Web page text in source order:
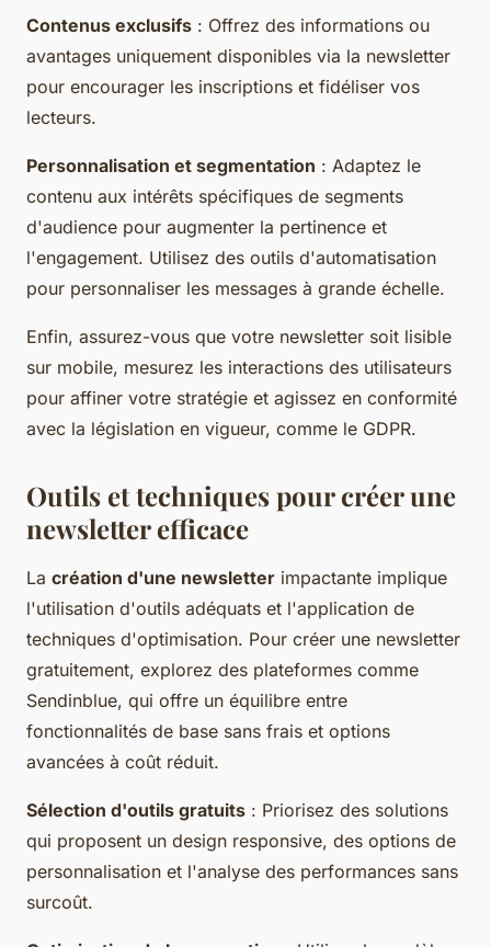
Contenus exclusifs : Offrez des informations ou
avantages uniquement disponibles via la newsletter
pour encourager les inscriptions et fidéliser vos
lecteurs.
Personnalisation et segmentation : Adaptez le
contenu aux intérêts spécifiques de segments
d'audience pour augmenter la pertinence et
l'engagement. Utilisez des outils d'automatisation
pour personnaliser les messages à grande échelle.
Enfin, assurez-vous que votre newsletter soit lisible
sur mobile, mesurez les interactions des utilisateurs
pour affiner votre stratégie et agissez en conformité
avec la législation en vigueur, comme le GDPR.
Outils et techniques pour créer une
newsletter efficace
La création d'une newsletter impactante implique
l'utilisation d'outils adéquats et l'application de
techniques d'optimisation. Pour créer une newsletter
gratuitement, explorez des plateformes comme
Sendinblue, qui offre un équilibre entre
fonctionnalités de base sans frais et options
avancées à coût réduit.
Sélection d'outils gratuits : Priorisez des solutions
qui proposent un design responsive, des options de
personnalisation et l'analyse des performances sans
surcoût.